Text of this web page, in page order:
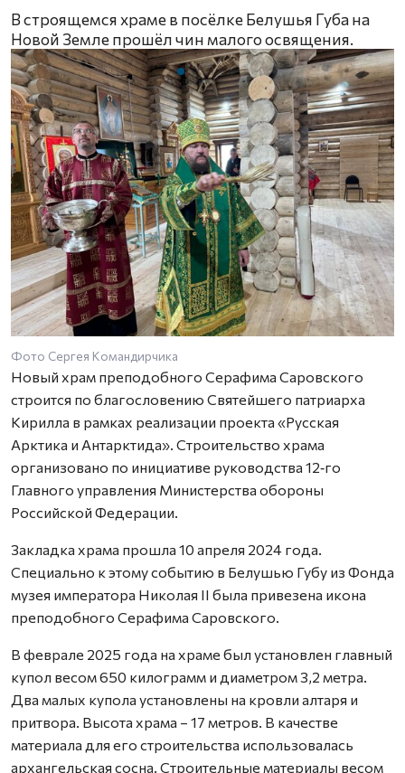
В строящемся храме в посёлке Белушья Губа на
Новой Земле прошёл чин малого освящения.
Фото Сергея Командирчика
Новый храм преподобного Серафима Саровского
строится по благословению Святейшего патриарха
Кирилла в рамках реализации проекта «Русская
Арктика и Антарктида». Строительство храма
организовано по инициативе руководства 12‑го
Главного управления Министерства обороны
Российской Федерации.
Закладка храма прошла 10 апреля 2024 года.
Специально к этому событию в Белушью Губу из Фонда
музея императора Николая II была привезена икона
преподобного Серафима Саровского.
В феврале 2025 года на храме был установлен главный
купол весом 650 килограмм и диаметром 3,2 метра.
Два малых купола установлены на кровли алтаря и
притвора. Высота храма – 17 метров. В качестве
материала для его строительства использовалась
архангельская сосна. Строительные материалы весом